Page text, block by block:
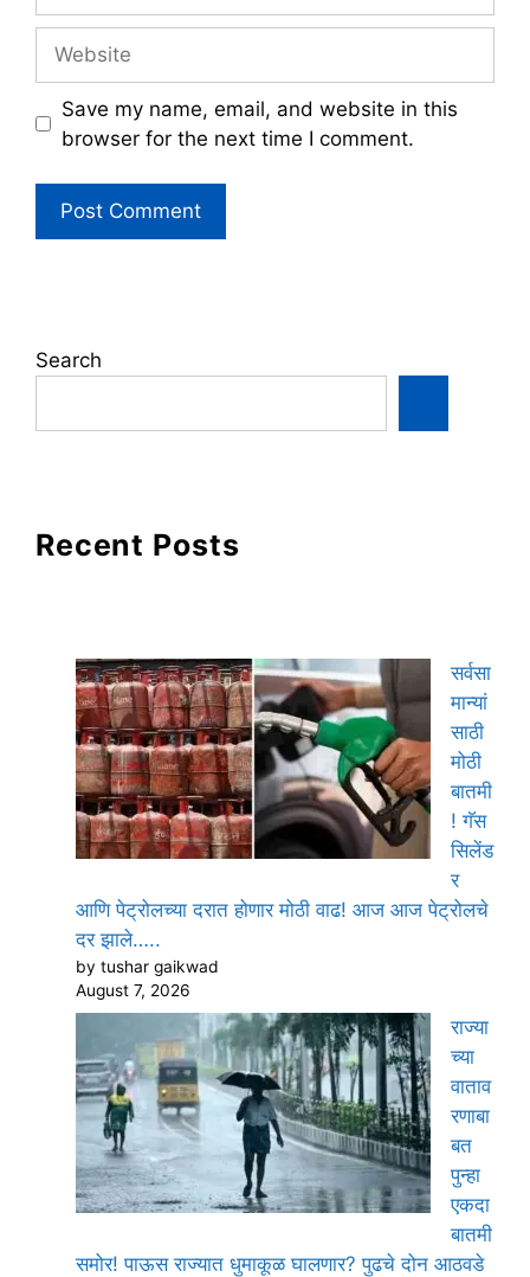
Save my name, email, and website in this
browser for the next time I comment.
Search
Recent Posts
सर्वसा
मान्यां
साठी
मोठी
बातमी
! गॅस
सिलेंड
र
आणि पेट्रोलच्या दरात होणार मोठी वाढ! आज आज पेट्रोलचे
दर झाले…..
by tushar gaikwad
August 7, 2026
राज्या
च्या
वाताव
रणाबा
बत
पुन्हा
एकदा
बातमी
समोर! पाऊस राज्यात धुमाकूळ घालणार? पुढचे दोन आठवडे